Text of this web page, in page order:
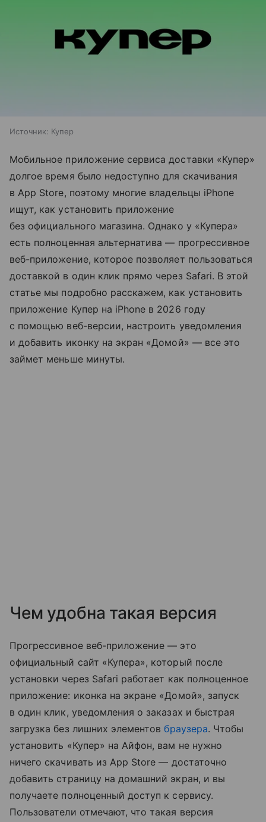
Источник: Купер
Мобильное приложение сервиса доставки «Купер»
долгое время было недоступно для скачивания
в App Store, поэтому многие владельцы iPhone
ищут, как установить приложение
без официального магазина. Однако у «Купера»
есть полноценная альтернатива — прогрессивное
веб-приложение, которое позволяет пользоваться
доставкой в один клик прямо через Safari. В этой
статье мы подробно расскажем, как установить
приложение Купер на iPhone в 2026 году
с помощью веб-версии, настроить уведомления
и добавить иконку на экран «Домой» — все это
займет меньше минуты.
Чем удобна такая версия
Прогрессивное веб-приложение — это
официальный сайт «Купера», который после
установки через Safari работает как полноценное
приложение: иконка на экране «Домой», запуск
в один клик, уведомления о заказах и быстрая
загрузка без лишних элементовбраузера. Чтобы
установить «Купер» на Айфон, вам не нужно
ничего скачивать из App Store — достаточно
добавить страницу на домашний экран, и вы
получаете полноценный доступ к сервису.
Пользователи отмечают, что такая версия